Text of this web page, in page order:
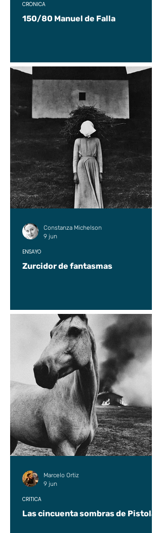
150/80 Manuel de Falla
CRÓNICA
Zurcidor de fantasmas
ENSAYO
Constanza Michelson
9 jun
Las cincuenta sombras de Pistolas
CRÍTICA
Marcelo Ortiz
9 jun